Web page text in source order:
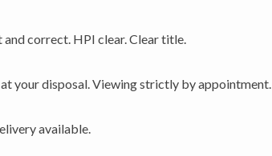
correct. HPI clear. Clear title.
your disposal. Viewing strictly by appointment.
available.